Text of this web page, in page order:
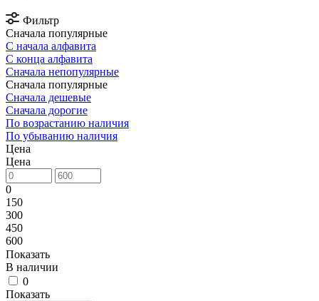
Фильтр
Сначала популярные
С начала алфавита
С конца алфавита
Сначала непопулярные
Сначала популярные
Сначала дешевые
Сначала дорогие
По возрастанию наличия
По убыванию наличия
Цена
Цена
0
150
300
450
600
Показать
В наличии
0
Показать